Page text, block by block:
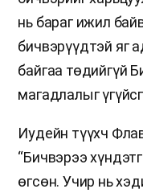
нь бараг ижил
бичвэрүүдтэй яг
байгаа төдийгүй
магадлалыг
Иудейн түүхч
“Бичвэрээ
өгсөн. Учир нь